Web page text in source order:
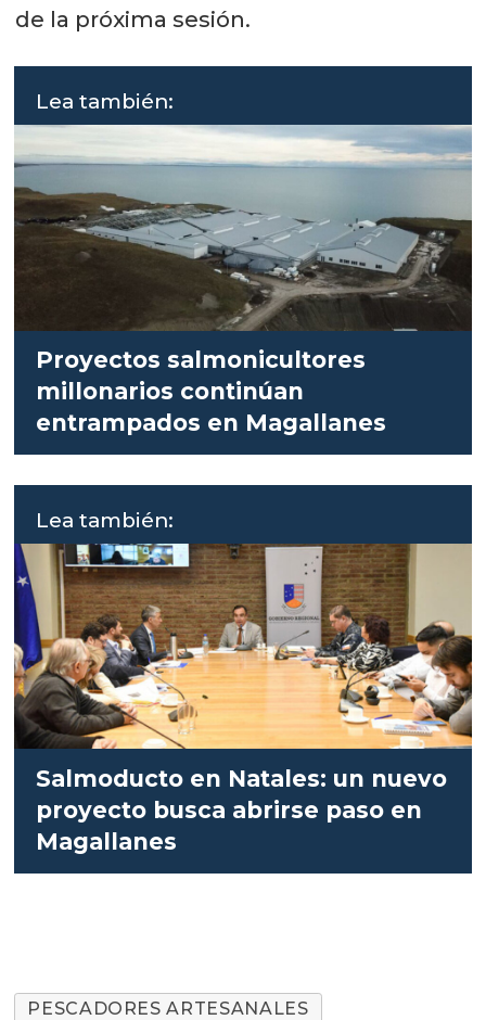
de la próxima sesión.
Lea también:
Proyectos salmonicultores
millonarios continúan
entrampados en Magallanes
Lea también:
Salmoducto en Natales: un nuevo
proyecto busca abrirse paso en
Magallanes
PESCADORES ARTESANALES